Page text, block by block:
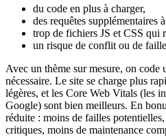
du code en plus à charger,
des requêtes supplémentaires
trop de fichiers JS et CSS qui
un risque de conflit ou de
Avec un thème sur mesure, on code
nécessaire. Le site se charge plus
légères, et les Core Web Vitals (les
Google) sont bien meilleurs. En
réduite : moins de failles
critiques, moins de maintenance